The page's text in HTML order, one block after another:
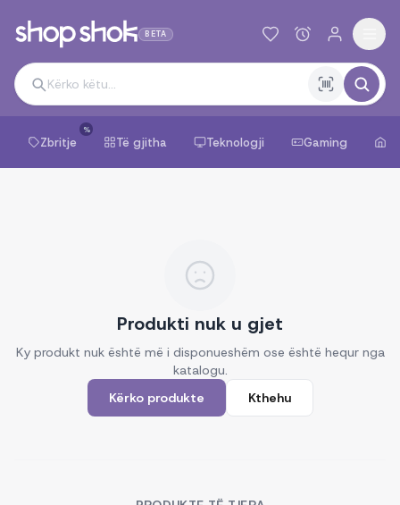
BETA
Zbritje
%
Të gjitha Teknologji Gaming
Produkti nuk u gjet
Ky produkt nuk është më i disponueshëm ose është hequr nga
katalogu.
Kërko produkte
Kthehu